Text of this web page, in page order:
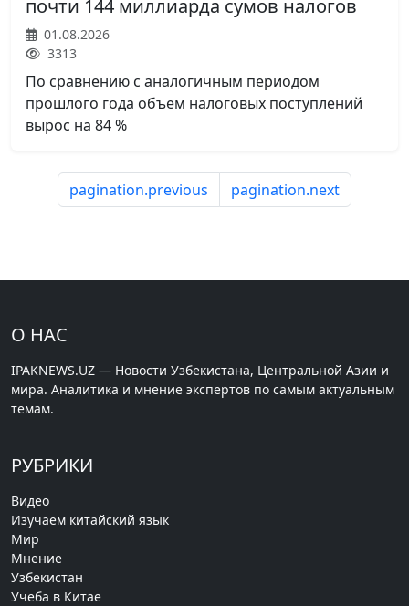
почти 144 миллиарда сумов налогов
01.08.2026
3313
По сравнению с аналогичным периодом
прошлого года объем налоговых поступлений
вырос на 84 %
pagination.previous pagination.next
О НАС
IPAKNEWS.UZ — Новости Узбекистана, Центральной Азии и
мира. Аналитика и мнение экспертов по самым актуальным
темам.
РУБРИКИ
Видео
Изучаем китайский язык
Мир
Мнение
Узбекистан
Учеба в Китае